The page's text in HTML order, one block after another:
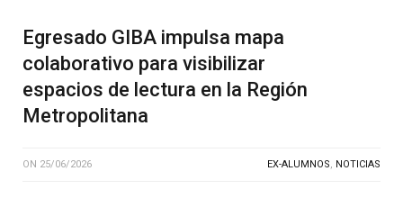
Egresado GIBA impulsa mapa
colaborativo para visibilizar
espacios de lectura en la Región
Metropolitana
ON 25/06/2026 EX-ALUMNOS, NOTICIAS